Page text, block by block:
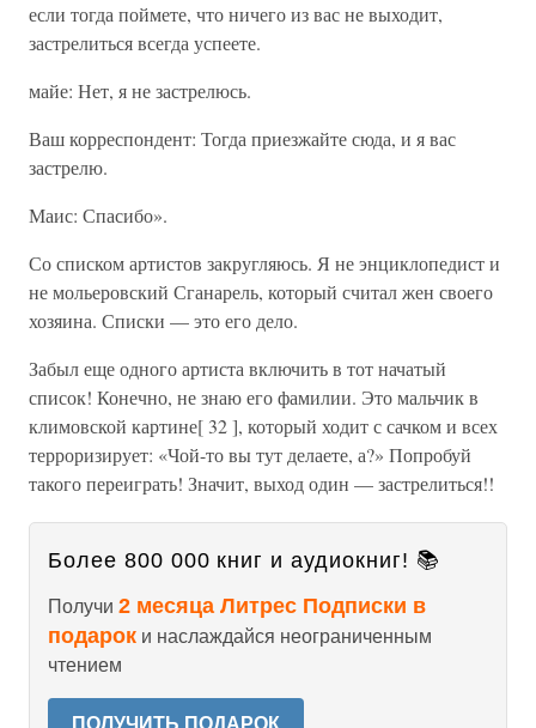
если тогда поймете, что ничего из вас не выходит,
застрелиться всегда успеете.
майе: Нет, я не застрелюсь.
Ваш корреспондент: Тогда приезжайте сюда, и я вас
застрелю.
Маис: Спасибо».
Со списком артистов закругляюсь. Я не энциклопедист и
не мольеровский Сганарель, который считал жен своего
хозяина. Списки — это его дело.
Забыл еще одного артиста включить в тот начатый
список! Конечно, не знаю его фамилии. Это мальчик в
климовской картине[ 32 ], который ходит с сачком и всех
терроризирует: «Чой-то вы тут делаете, а?» Попробуй
такого переиграть! Значит, выход один — застрелиться!!
Более 800 000 книг и аудиокниг! 📚
Получи 2 месяца Литрес Подписки в
подарок и наслаждайся неограниченным
чтением
ПОЛУЧИТЬ ПОДАРОК